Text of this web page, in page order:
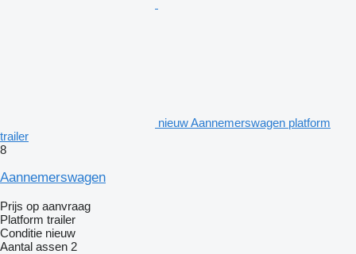
nieuw Aannemerswagen platform
trailer
8
Aannemerswagen
Prijs op aanvraag
Platform trailer
Conditie nieuw
Aantal assen 2